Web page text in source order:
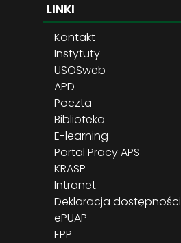
LINKI
Kontakt
Instytuty
USOSweb
APD
Poczta
Biblioteka
E-learning
Portal Pracy APS
KRASP
Intranet
Deklaracja dostępności
ePUAP
EPP